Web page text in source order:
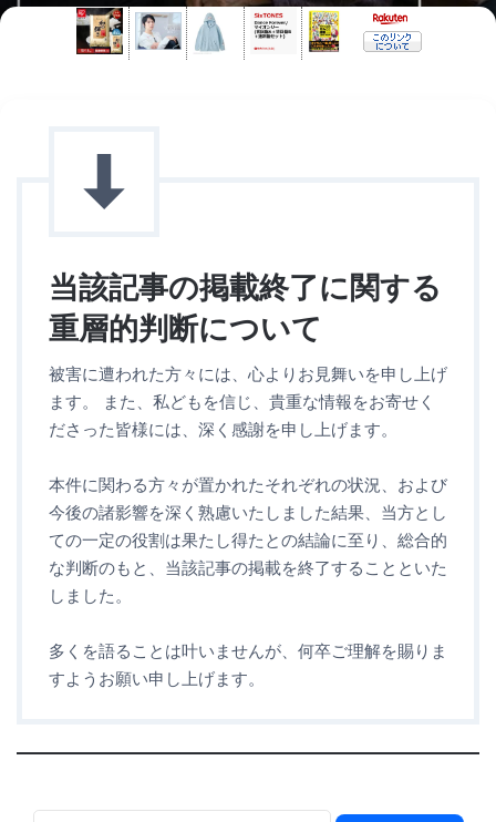
当該記事の掲載終了に関する
重層的判断について
被害に遭われた方々には、心よりお見舞いを申し上げ
ます。 また、私どもを信じ、貴重な情報をお寄せく
ださった皆様には、深く感謝を申し上げます。
本件に関わる方々が置かれたそれぞれの状況、および
今後の諸影響を深く熟慮いたしました結果、当方とし
ての一定の役割は果たし得たとの結論に至り、総合的
な判断のもと、当該記事の掲載を終了することといた
しました。
多くを語ることは叶いませんが、何卒ご理解を賜りま
すようお願い申し上げます。